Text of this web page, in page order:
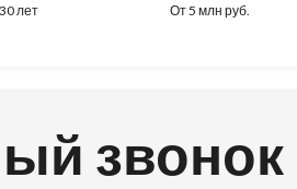
30 лет От 5 млн руб.
звонок